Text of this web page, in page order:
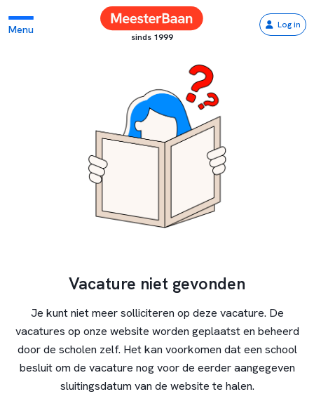
Menu
sinds 1999
Log in
Vacature niet gevonden
Je kunt niet meer solliciteren op deze vacature. De
vacatures op onze website worden geplaatst en beheerd
door de scholen zelf. Het kan voorkomen dat een school
besluit om de vacature nog voor de eerder aangegeven
sluitingsdatum van de website te halen.